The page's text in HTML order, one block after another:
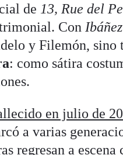
de 13, Rue del
Con
y Filemón, sino
: como sátira
en julio de
a varias
regresan a